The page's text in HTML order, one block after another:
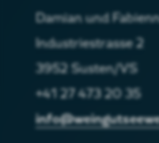
Damian und
Industriestrasse 2
3952 Susten/VS
+41 27 473 20 35